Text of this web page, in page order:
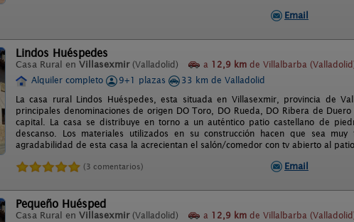
Email
Lindos Huéspedes
Casa Rural en Villasexmir (Valladolid) a 12,9 km de Villalbarba
Alquiler completo
9+1 plazas
33 km de Valladolid
La casa rural Lindos Huéspedes, esta situada en Villasexmir, provincia de
principales denominaciones de origen DO Toro, DO Rueda, DO Ribera de
capital. La casa se distribuye en torno a un auténtico patio castellano de
descanso. Los materiales utilizados en su construcción hacen que sea
agradabilidad de esta casa la acrecientan el salón/comedor con tv abierto al
(3 comentarios) Email
Pequeño Huésped
Casa Rural en Villasexmir (Valladolid) a 12,9 km de Villalbarba